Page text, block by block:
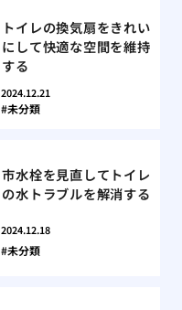
トイレの換気扇をきれい
にして快適な空間を維持
する
2024.12.21
未分類
市水栓を見直してトイレ
の水トラブルを解消する
2024.12.18
未分類